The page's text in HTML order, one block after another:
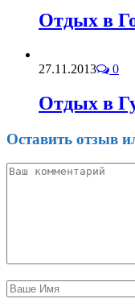
Отдых в
27.11.2013 0
Отдых в
Оставить отзыв